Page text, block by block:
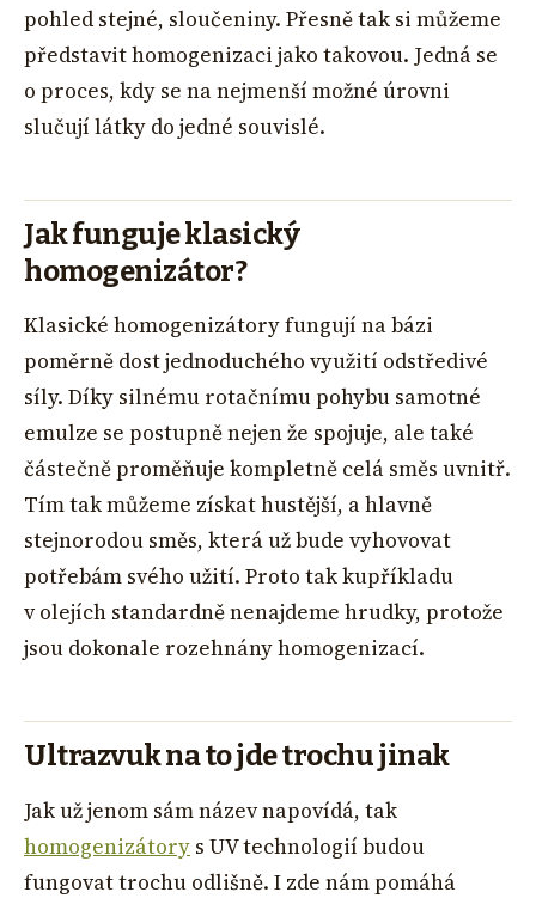
pohled stejné, sloučeniny. Přesně tak si můžeme
představit homogenizaci jako takovou. Jedná se
o proces, kdy se na nejmenší možné úrovni
slučují látky do jedné souvislé.
Jak funguje klasický
homogenizátor?
Klasické homogenizátory fungují na bázi
poměrně dost jednoduchého využití odstředivé
síly. Díky silnému rotačnímu pohybu samotné
emulze se postupně nejen že spojuje, ale také
částečně proměňuje kompletně celá směs uvnitř.
Tím tak můžeme získat hustější, a hlavně
stejnorodou směs, která už bude vyhovovat
potřebám svého užití. Proto tak kupříkladu
v olejích standardně nenajdeme hrudky, protože
jsou dokonale rozehnány homogenizací.
Ultrazvuk na to jde trochu jinak
Jak už jenom sám název napovídá, tak
homogenizátory s UV technologií budou
fungovat trochu odlišně. I zde nám pomáhá